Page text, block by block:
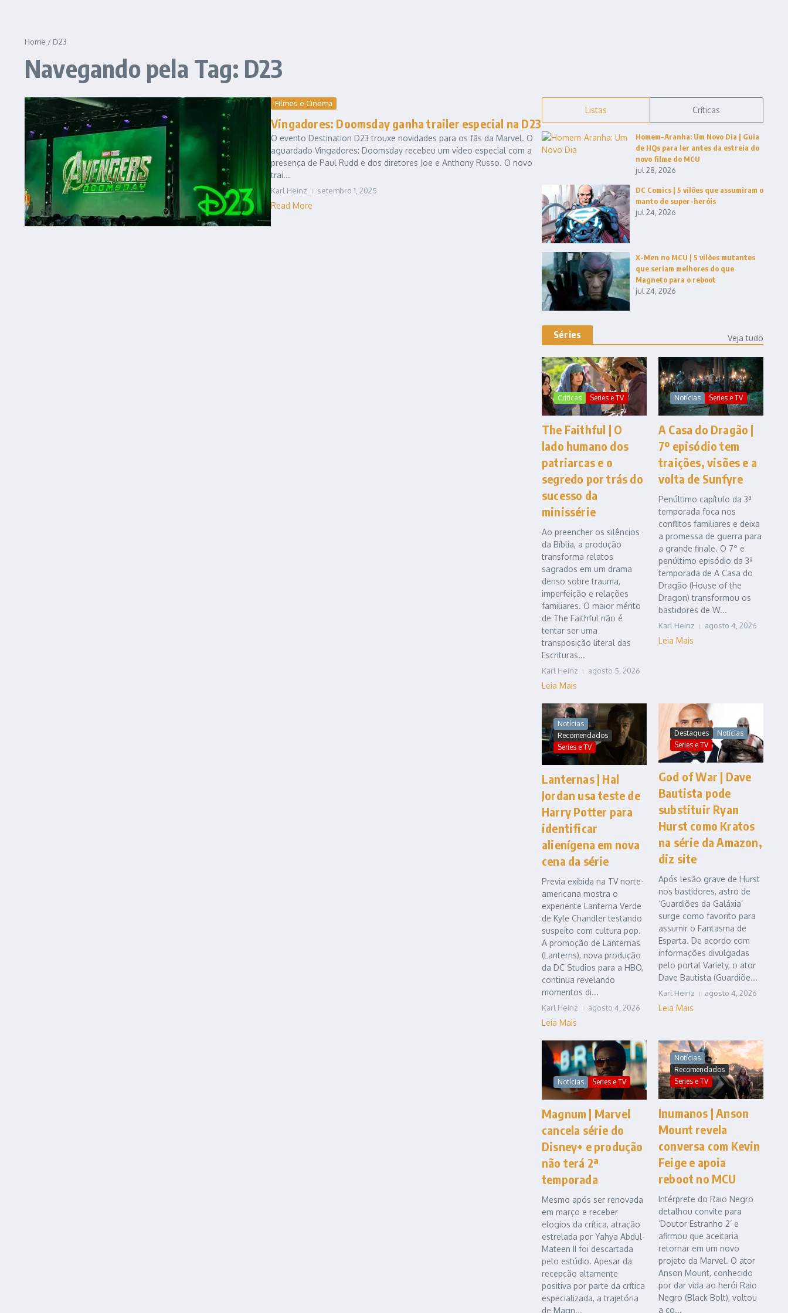
Home / D23
Navegando pela Tag: D23
Filmes e Cinema
Vingadores: Doomsday ganha trailer especial na D23
O evento Destination D23 trouxe novidades para os fãs da Marvel. O
aguardado Vingadores: Doomsday recebeu um vídeo especial com a
presença de Paul Rudd e dos diretores Joe e Anthony Russo. O novo
trai...
Karl Heinz setembro 1, 2025
Read More
Listas Críticas
Homem-Aranha: Um Novo Dia | Guia
de HQs para ler antes da estreia do
novo filme do MCU
jul 28, 2026
DC Comics | 5 vilões que assumiram o
manto de super-heróis
jul 24, 2026
X-Men no MCU | 5 vilões mutantes
que seriam melhores do que
Magneto para o reboot
jul 24, 2026
Séries Veja tudo
Criticas Series e TV
The Faithful | O
lado humano dos
patriarcas e o
segredo por trás do
sucesso da
minissérie
Ao preencher os silêncios
da Bíblia, a produção
transforma relatos
sagrados em um drama
denso sobre trauma,
imperfeição e relações
familiares. O maior mérito
de The Faithful não é
tentar ser uma
transposição literal das
Escrituras...
Karl Heinz agosto 5, 2026
Leia Mais
Notícias Series e TV
A Casa do Dragão |
7º episódio tem
traições, visões e a
volta de Sunfyre
Penúltimo capítulo da 3ª
temporada foca nos
conflitos familiares e deixa
a promessa de guerra para
a grande finale. O 7º e
penúltimo episódio da 3ª
temporada de A Casa do
Dragão (House of the
Dragon) transformou os
bastidores de W...
Karl Heinz agosto 4, 2026
Leia Mais
Notícias
Recomendados
Series e TV
Lanternas | Hal
Jordan usa teste de
Harry Potter para
identificar
alienígena em nova
cena da série
Previa exibida na TV norte-
americana mostra o
experiente Lanterna Verde
de Kyle Chandler testando
suspeito com cultura pop.
A promoção de Lanternas
(Lanterns), nova produção
da DC Studios para a HBO,
continua revelando
momentos di...
Karl Heinz agosto 4, 2026
Leia Mais
Destaques
Notícias
Series e TV
God of War | Dave
Bautista pode
substituir Ryan
Hurst como Kratos
na série da Amazon,
diz site
Após lesão grave de Hurst
nos bastidores, astro de
‘Guardiões da Galáxia’
surge como favorito para
assumir o Fantasma de
Esparta. De acordo com
informações divulgadas
pelo portal Variety, o ator
Dave Bautista (Guardiõe...
Karl Heinz agosto 4, 2026
Leia Mais
Notícias Series e TV
Magnum | Marvel
cancela série do
Disney+ e produção
não terá 2ª
temporada
Mesmo após ser renovada
em março e receber
elogios da crítica, atração
estrelada por Yahya Abdul-
Mateen II foi descartada
pelo estúdio. Apesar da
recepção altamente
positiva por parte da crítica
especializada, a trajetória
de Magn...
Notícias
Recomendados
Series e TV
Inumanos | Anson
Mount revela
conversa com Kevin
Feige e apoia
reboot no MCU
Intérprete do Raio Negro
detalhou convite para
‘Doutor Estranho 2’ e
afirmou que aceitaria
retornar em um novo
projeto da Marvel. O ator
Anson Mount, conhecido
por dar vida ao herói Raio
Negro (Black Bolt), voltou
a co...